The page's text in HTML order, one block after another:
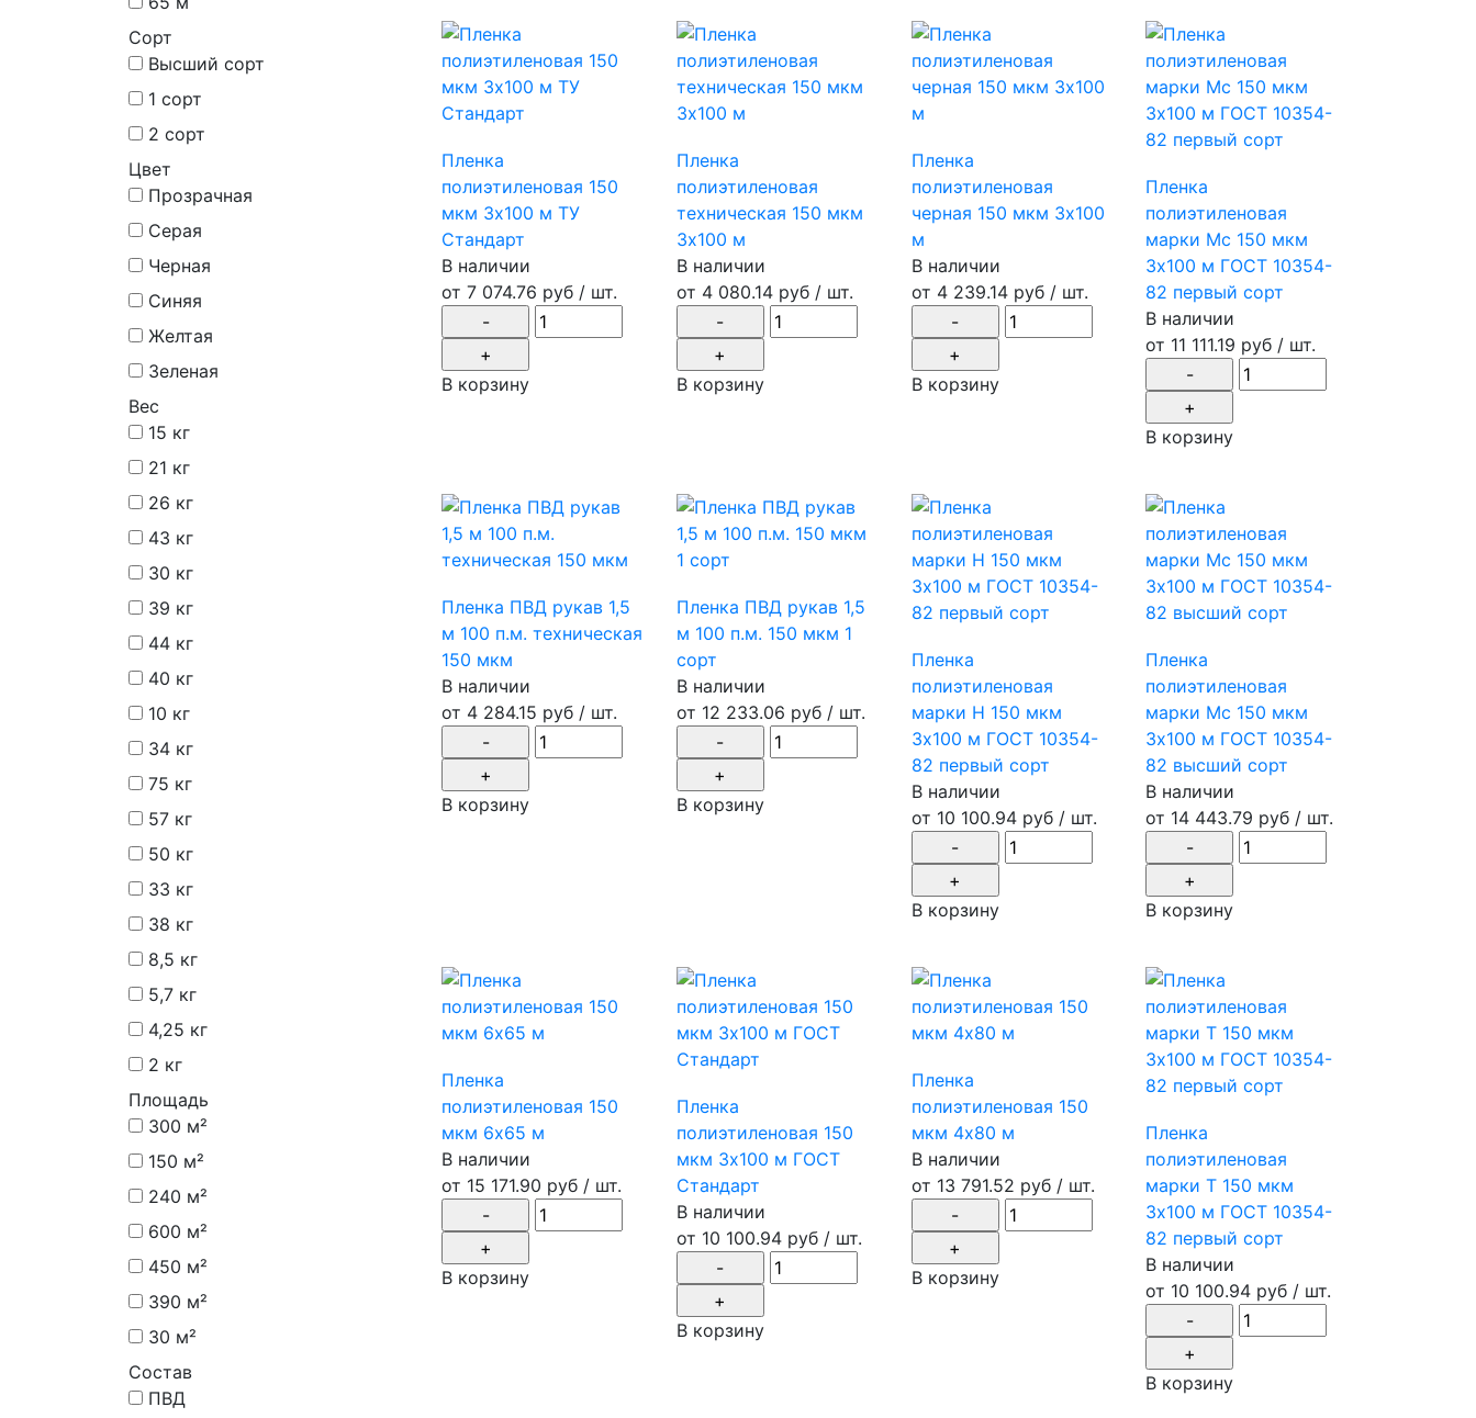
Сорт
Высший сорт
1 сорт
2 сорт
Цвет
Прозрачная
Серая
Черная
Синяя
Желтая
Зеленая
Вес
15 кг
21 кг
26 кг
43 кг
30 кг
39 кг
44 кг
40 кг
10 кг
34 кг
75 кг
57 кг
50 кг
33 кг
38 кг
8,5 кг
5,7 кг
4,25 кг
2 кг
Площадь
300 м²
150 м²
240 м²
600 м²
450 м²
390 м²
30 м²
Состав
ПВД
Пленка
полиэтиленовая 150
мкм 3х100 м ТУ
Стандарт
В наличии
от 7 074.76 руб / шт.
В корзину
Пленка
полиэтиленовая
техническая 150 мкм
3х100 м
В наличии
от 4 080.14 руб/ шт.
В корзину
Пленка
полиэтиленовая
черная 150 мкм 3х100
м
В наличии
от 4 239.14 руб/ шт.
В корзину
Пленка
полиэтиленовая
марки Мс 150 мкм
3х100 м ГОСТ 10354-
82 первый сорт
В наличии
от 11 111.19 руб / шт.
В корзину
Пленка ПВД рукав 1,5
м 100 п.м. техническая
150 мкм
В наличии
от 4 284.15 руб / шт.
В корзину
Пленка ПВД рукав 1,5
м 100 п.м. 150 мкм 1
сорт
В наличии
от 12 233.06 руб/ шт.
В корзину
Пленка
полиэтиленовая
марки Н 150 мкм
3х100 м ГОСТ 10354-
82 первый сорт
В наличии
от 10 100.94 руб/ шт.
В корзину
Пленка
полиэтиленовая
марки Мс 150 мкм
3х100 м ГОСТ 10354-
82 высший сорт
В наличии
от 14 443.79 руб / шт.
В корзину
Пленка
полиэтиленовая 150
мкм 6х65 м
В наличии
от 15 171.90 руб / шт.
В корзину
Пленка
полиэтиленовая 150
мкм 3х100 м ГОСТ
Стандарт
В наличии
от 10 100.94 руб/ шт.
В корзину
Пленка
полиэтиленовая 150
мкм 4х80 м
В наличии
от 13 791.52 руб/ шт.
В корзину
Пленка
полиэтиленовая
марки Т 150 мкм
3х100 м ГОСТ 10354-
82 первый сорт
В наличии
от 10 100.94 руб / шт.
В корзину